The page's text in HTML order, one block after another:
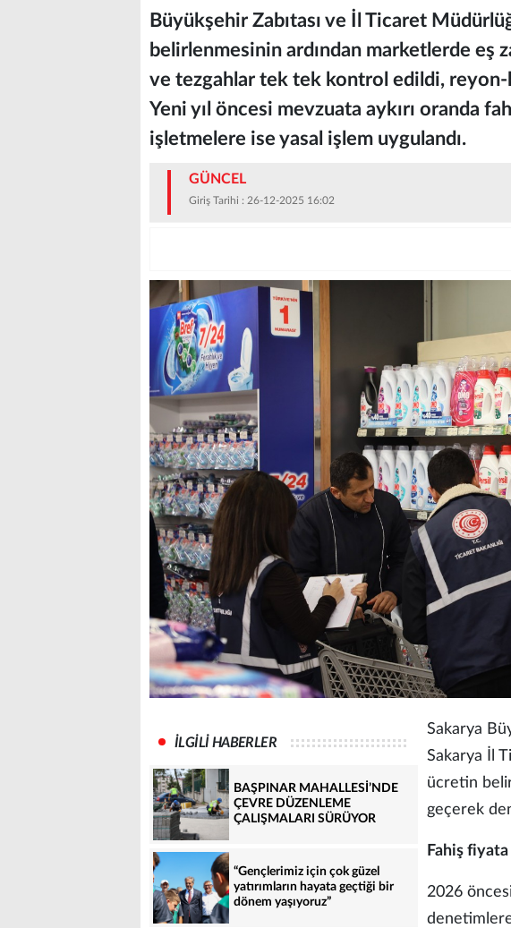
Büyükşehir Zabıtası ve İl Ticaret
belirlenmesinin ardından marketlerde eş
ve tezgahlar tek tek kontrol edildi, reyon-
Yeni yıl öncesi mevzuata aykırı oranda
işletmelere ise yasal işlem uygulandı.
GÜNCEL
Giriş Tarihi : 26-12-2025 16:02
İLGİLİ HABERLER
BAŞPINAR MAHALLESİ’NDE
ÇEVRE DÜZENLEME
ÇALIŞMALARI SÜRÜYOR
“Gençlerimiz için çok güzel
yatırımların hayata geçtiği bir
dönem yaşıyoruz”
Sakarya
Sakarya İl
ücretin
geçerek
Fahiş
2026 öncesi